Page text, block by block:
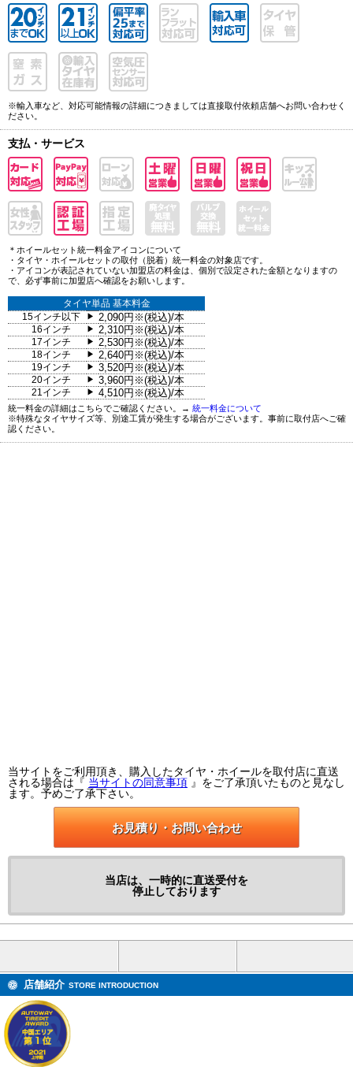
※輸入車など、対応可能情報の詳細につきましては直接取付依頼店舗へお問い合わせく
ださい。
支払・サービス
＊ホイールセット統一料金アイコンについて
・タイヤ・ホイールセットの取付（脱着）統一料金の対象店です。
・アイコンが表記されていない加盟店の料金は、個別で設定された金額となりますの
で、必ず事前に加盟店へ確認をお願いします。
タイヤ単品 基本料金
15インチ以下
▶ 2,090円※(税込)/本
16インチ ▶ 2,310円※(税込)/本
17インチ ▶ 2,530円※(税込)/本
18インチ ▶ 2,640円※(税込)/本
19インチ ▶ 3,520円※(税込)/本
20インチ ▶ 3,960円※(税込)/本
21インチ ▶ 4,510円※(税込)/本
統一料金の詳細はこちらでご確認ください。→ 統一料金について
※特殊なタイヤサイズ等、別途工賃が発生する場合がございます。事前に取付店へご確
認ください。
当サイトをご利用頂き、購入したタイヤ・ホイールを取付店に直送
される場合は『 当サイトの同意事項 』をご了承頂いたものと見なし
ます。予めご了承下さい。
お見積り・お問い合わせ
当店は、一時的に直送受付を
停止しております
店舗紹介 STORE INTRODUCTION